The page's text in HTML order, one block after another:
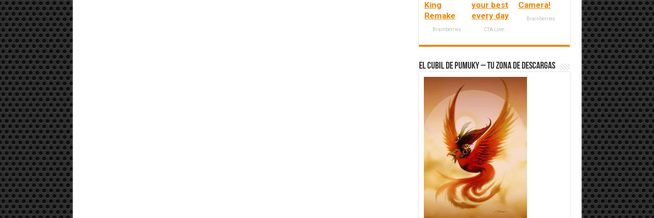
King
Remake
Brainberries
your best
every day
CTA Love
Camera!
Brainberries
El Cubil de Pumuky – Tu zona de Descargas